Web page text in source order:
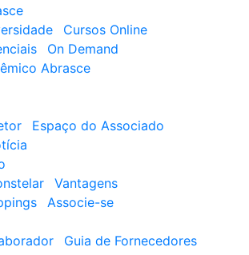
Cursos Online
On Demand
Abrasce
Espaço do Associado
Vantagens
Associe-se
Guia de Fornecedores